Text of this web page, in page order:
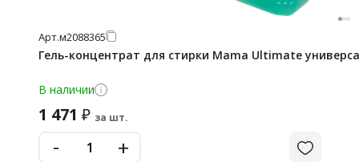
Арт.м2088365
Гель-концентрат для стирки Mama Ultimate
В наличии
1 471 ₽ за шт.
- +